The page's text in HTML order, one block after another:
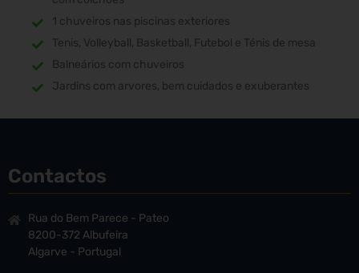
1 chuveiros nas piscinas exteriores
Tenis, Volleyball, Basketball, Futebol e Ténis de mesa
Balneários com chuveiros
Jardins com arvores, bem cuidados e exuberantes
Contactos
Rua do Bem Parece - Pateo
8200-372 Albufeira
Algarve - Portugal